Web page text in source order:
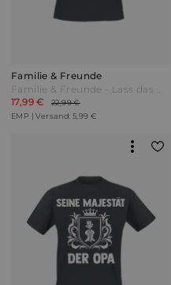
Familie & Freunde
Familie & Freunde - Lass das mal den Opa machen - T-Shirt - schwarz - EMP Exklusiv!
17,99 €
22,99 €
EMP | Versand: 5,99 €